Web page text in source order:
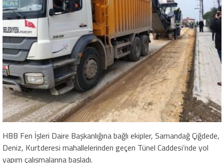
HBB Fen İşleri Daire Başkanlığına bağlı ekipler, Samandağ Çiğdede,
Deniz, Kurtderesi mahallelerinden geçen Tünel Caddesi’nde yol
yapım çalışmalarına başladı.